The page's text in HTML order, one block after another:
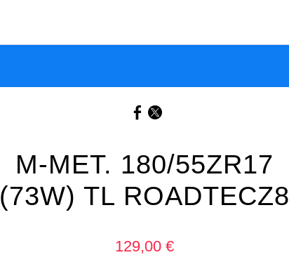
M-MET. 180/55ZR17
(73W) TL ROADTECZ8
129,00 €